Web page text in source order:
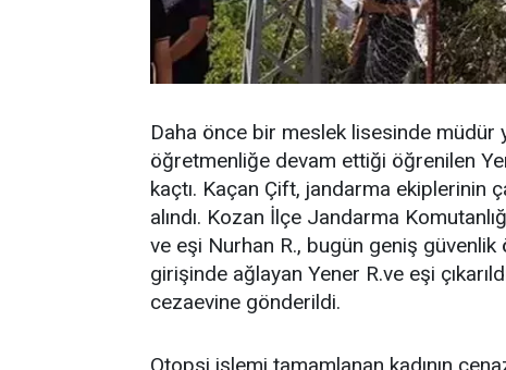
Daha önce bir meslek lisesinde müdür
öğretmenliğe devam ettiği öğrenilen
kaçtı. Kaçan Çift, jandarma ekiplerinin
alındı. Kozan İlçe Jandarma
ve eşi Nurhan R., bugün geniş
girişinde ağlayan Yener R.ve eşi
cezaevine gönderildi.